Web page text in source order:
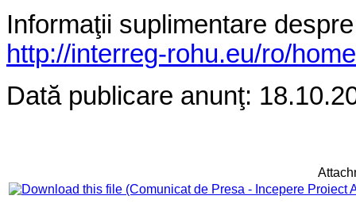
Informaţii suplimentare
http://interreg-rohu.eu/ro/
Dată publicare anunţ: